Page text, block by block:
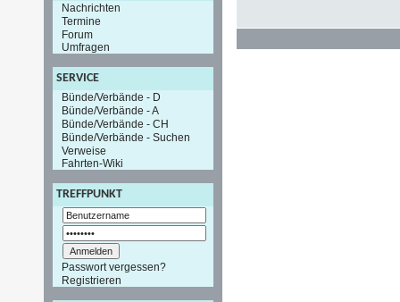
Nachrichten
Termine
Forum
Umfragen
SERVICE
Bünde/Verbände - D
Bünde/Verbände - A
Bünde/Verbände - CH
Bünde/Verbände - Suchen
Verweise
Fahrten-Wiki
TREFFPUNKT
Passwort vergessen?
Registrieren